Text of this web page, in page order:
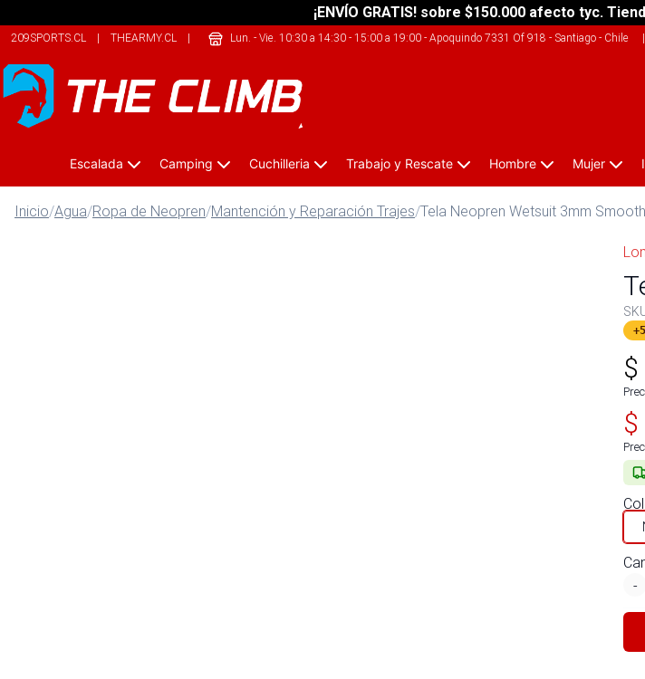
¡ENVÍO GRATIS! sobre $150.000 afecto tyc.
209SPORTS.CL | THEARMY.CL | JUSTBIKE.CL
Lun. - Vie. 10:30 a 14:30 - 15:00 a 19:00- Apoquindo 7331 Of 918 - Santiago - Chile|
Escalada Camping Cuchilleria Trabajo y Rescate Hombre Mujer
Inicio/Agua/Ropa de Neopren/Mantención y Reparación Trajes/Tela Neopren Wetsuit 3mm
$
$
-